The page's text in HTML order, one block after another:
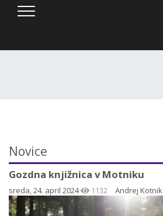
Novice
Gozdna knjižnica v Motniku
sreda, 24. april 2024 1132 Andrej Kotnik